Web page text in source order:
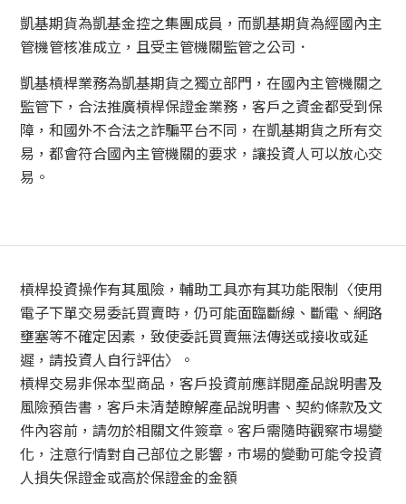
凱基期貨為凱基金控之集團成員，而凱基期貨為經國內主
管機管核准成立，且受主管機關監管之公司．
凱基槓桿業務為凱基期貨之獨立部門，在國內主管機關之
監管下，合法推廣槓桿保證金業務，客戶之資金都受到保
障，和國外不合法之詐騙平台不同，在凱基期貨之所有交
易，都會符合國內主管機關的要求，讓投資人可以放心交
易。
槓桿投資操作有其風險，輔助工具亦有其功能限制〈使用
電子下單交易委託買賣時，仍可能面臨斷線、斷電、網路
壅塞等不確定因素，致使委託買賣無法傳送或接收或延
遲，請投資人自行評估〉。
槓桿交易非保本型商品，客戶投資前應詳閱產品說明書及
風險預告書，客戶未清楚瞭解產品說明書、契約條款及文
件內容前，請勿於相關文件簽章。客戶需隨時觀察市場變
化，注意行情對自己部位之影響，市場的變動可能令投資
人損失保證金或高於保證金的金額